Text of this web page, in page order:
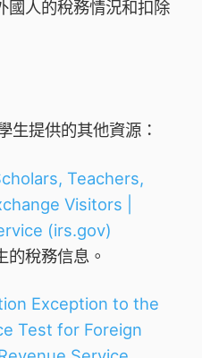
國人的稅務情況和扣除
生提供的其他資源：
Teachers,
Visitors |
(irs.gov)
的稅務信息。
Exception to the
Test for Foreign